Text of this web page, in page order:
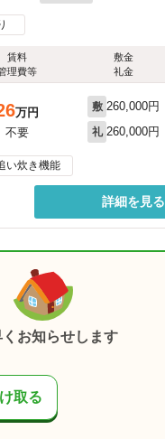
賃料
理費等
敷金
礼金
万円
不要
敷 260,000円
礼 260,000円
い炊き機能
詳細を見る
お知らせします
取る